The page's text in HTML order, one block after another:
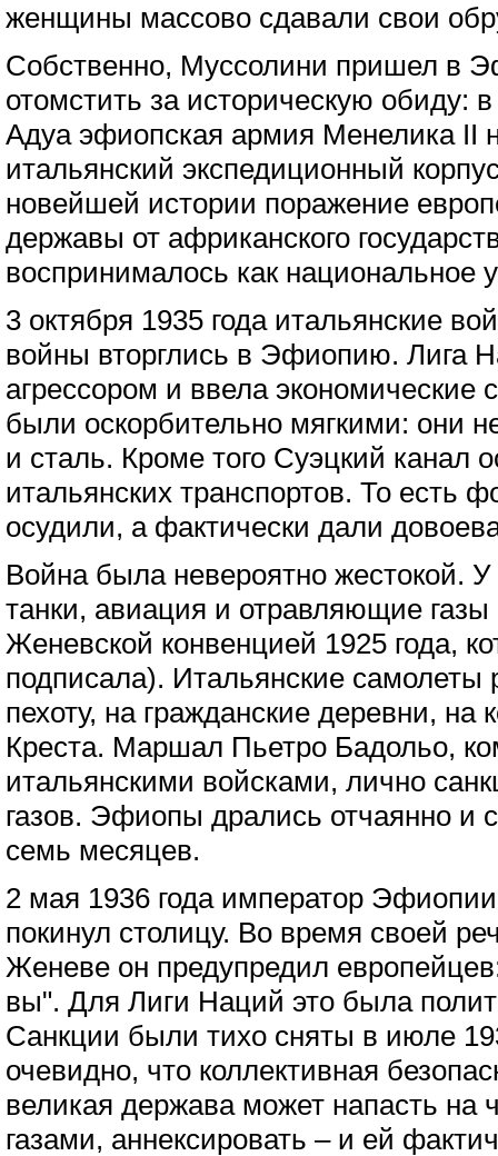
женщины массово сдавали свои
Собственно, Муссолини пришел в
отомстить за историческую обиду:
Адуа эфиопская армия Менелика II
итальянский экспедиционный
новейшей истории поражение
державы от африканского
воспринималось как национальное
3 октября 1935 года итальянские
войны вторглись в Эфиопию. Лига
агрессором и ввела экономические
были оскорбительно мягкими: они
и сталь. Кроме того Суэцкий канал
итальянских транспортов. То есть
осудили, а фактически дали
Война была невероятно жестокой.
танки, авиация и отравляющие
Женевской конвенцией 1925 года,
подписала). Итальянские самолеты
пехоту, на гражданские деревни, на
Креста. Маршал Пьетро Бадольо,
итальянскими войсками, лично
газов. Эфиопы дрались отчаянно и
семь месяцев.
2 мая 1936 года император
покинул столицу. Во время своей
Женеве он предупредил
вы". Для Лиги Наций это была
Санкции были тихо сняты в июле
очевидно, что коллективная
великая держава может напасть на
газами, аннексировать – и ей